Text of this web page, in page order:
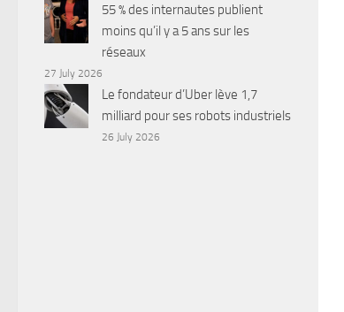
55 % des internautes publient
moins qu’il y a 5 ans sur les
réseaux
27 July 2026
Le fondateur d’Uber lève 1,7
milliard pour ses robots industriels
26 July 2026